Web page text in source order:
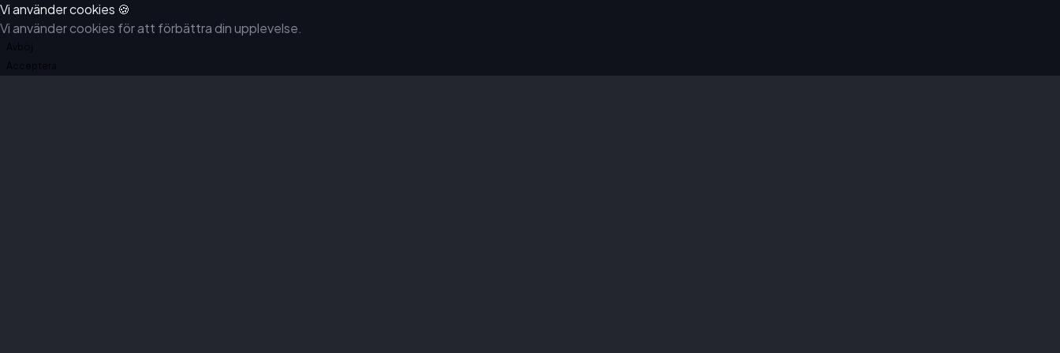
Vi använder cookies 🍪
Vi använder cookies för att förbättra din upplevelse.
Avböj
Acceptera